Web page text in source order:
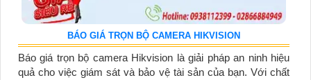
BÁO GIÁ TRỌN BỘ CAMERA HIKVISION
Báo giá trọn bộ camera Hikvision là giải pháp an ninh hiệu
quả cho việc giám sát và bảo vệ tài sản của bạn. Với chất